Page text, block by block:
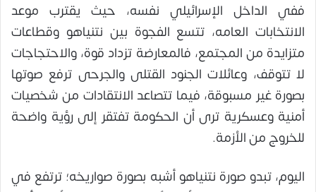
ففي الداخل الإسرائيلي نفسه، حيث يقترب موعد
الانتخابات العامه، تتسع الفجوة بين نتنياهو وقطاعات
متزايدة من المجتمع، فالمعارضة تزداد قوة، والاحتجاجات
لا تتوقف، وعائلات الجنود القتلى والجرحى ترفع صوتها
بصورة غير مسبوقة، فيما تتصاعد الانتقادات من شخصيات
أمنية وعسكرية ترى أن الحكومة تفتقر إلى رؤية واضحة
للخروج من الأزمة.
اليوم، تبدو صورة نتنياهو أشبه بصورة صواريخه؛ ترتفع في